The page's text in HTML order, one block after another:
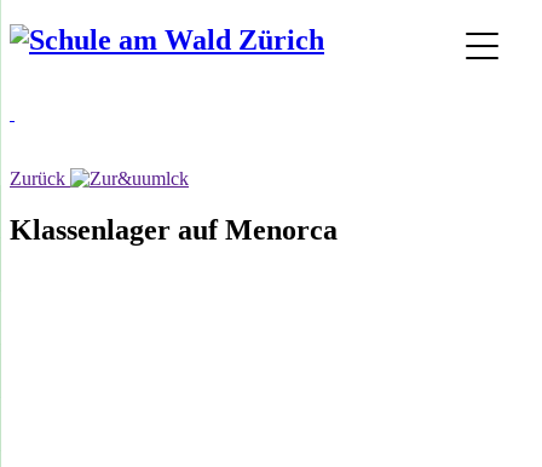
Zurück
Klassenlager auf Menorca